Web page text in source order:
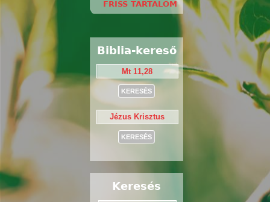
FRISS TARTALOM
Biblia-kereső
Keresés